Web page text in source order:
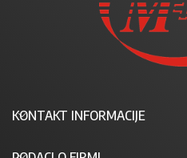
KONTAKT INFORMACIJE